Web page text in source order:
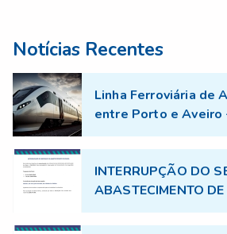
Notícias Recentes
Linha Ferroviária de
entre Porto e Aveiro
topografia no
INTERRUPÇÃO DO
ABASTECIMENTO